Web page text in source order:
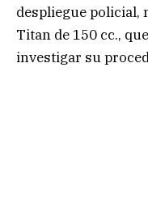
despliegue policial,
Titan de 150 cc.,
investigar su